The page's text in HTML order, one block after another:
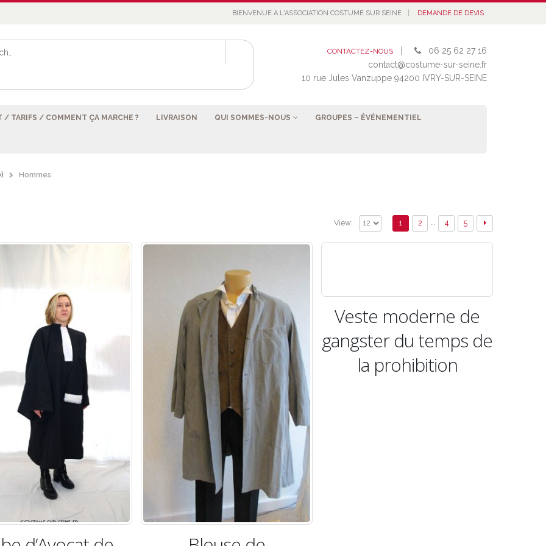
BIENVENUE A L'ASSOCIATION COSTUME SUR SEINE DEMANDE DE DEVIS
CONTACTEZ-NOUS
06 25 62 27 16
contact@costume-sur-seine.fr
10 rue Jules Vanzuppe 94200 IVRY-SUR-SEINE
/ TARIFS / COMMENT ÇA MARCHE ? LIVRAISON QUI SOMMES-NOUS GROUPES – ÉVÉNEMENTIEL
Hommes
View: 1 2 … 4 5
Veste moderne de
gangster du temps de
la prohibition